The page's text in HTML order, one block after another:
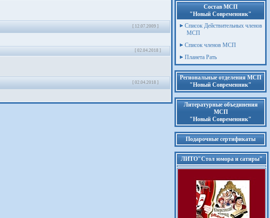
[ 12.07.2009 ]
[ 02.04.2018 ]
[ 02.04.2018 ]
Состав МСП
"Новый Современник"
Список Действительных членов
МСП
Список членов МСП
Планета Рать
Региональные отделения МСП
"Новый Современник"
Литературные объединения
МСП
"Новый Современник"
Подарочные сертификаты
ЛИТО"Стол юмора и сатиры"